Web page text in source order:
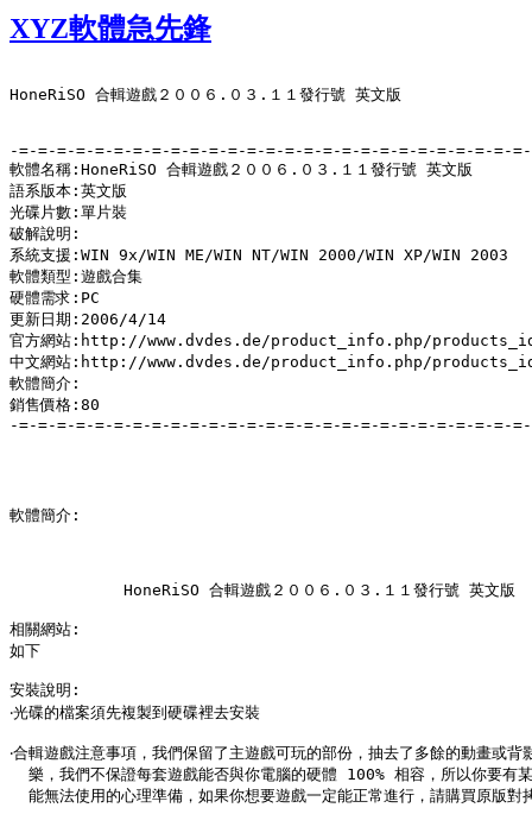
XYZ軟體急先鋒
HoneRiSO 合輯遊戲２００６.０３.１１發行號 英文版
-=-=-=-=-=-=-=-=-=-=-=-=-=-=-=-=-=-=-=-=-=-=-=-=-=-=-
軟體名稱:HoneRiSO 合輯遊戲２００６.０３.１１發行號 英文版
語系版本:英文版
光碟片數:單片裝
破解說明:
系統支援:WIN 9x/WIN ME/WIN NT/WIN 2000/WIN XP/WIN 2003
軟體類型:遊戲合集
硬體需求:PC
更新日期:2006/4/14
官方網站:http://www.dvdes.de/product_info.php/
中文網站:http://www.dvdes.de/product_info.php/
軟體簡介:
銷售價格:80
-=-=-=-=-=-=-=-=-=-=-=-=-=-=-=-=-=-=-=-=-=-=-=-=-=-=-
軟體簡介:
            HoneRiSO 合輯遊戲２００６.０３.１１發行號 英文版
相關網站:
如下
安裝說明:
‧光碟的檔案須先複製到硬碟裡去安裝
‧合輯遊戲注意事項，我們保留了主遊戲可玩的部份，抽去了多餘的動畫或背
樂，我們不保證每套遊戲能否與你電腦的硬體 100% 相容，所以你要有
能無法使用的心理準備，如果你想要遊戲一定能正常進行，請購買原版對